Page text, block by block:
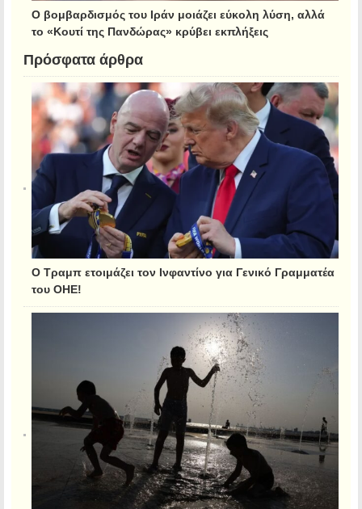
Ο βομβαρδισμός του Ιράν μοιάζει εύκολη λύση, αλλά
το «Κουτί της Πανδώρας» κρύβει εκπλήξεις
Πρόσφατα άρθρα
Ο Τραμπ ετοιμάζει τον Ινφαντίνο για Γενικό Γραμματέα
του ΟΗΕ!